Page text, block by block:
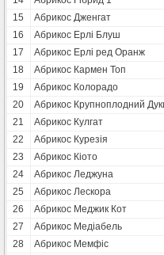
15
Абрикос Дженгат
16
Абрикос Ерлі Блуш
17
Абрикос Ерлі ред Оранж
18
Абрикос Кармен Топ
19
Абрикос Колорадо
20
Абрикос Крупноплодний
21
Абрикос Кулгат
22
Абрикос Курезія
23
Абрикос Кіото
24
Абрикос Леджуна
25
Абрикос Лескора
26
Абрикос Меджик Кот
27
Абрикос Медіабель
28
Абрикос Мемфіс